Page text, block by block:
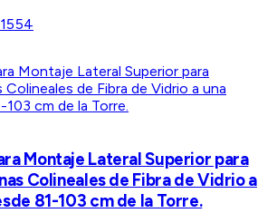
Montaje Lateral Superior para
Colineales de Fibra de Vidrio a
81-103 cm de la Torre.